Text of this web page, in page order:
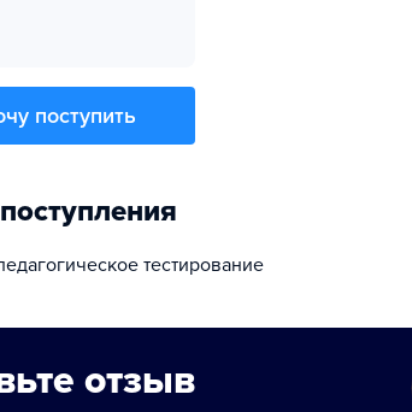
поступить
тестирование
отзыв